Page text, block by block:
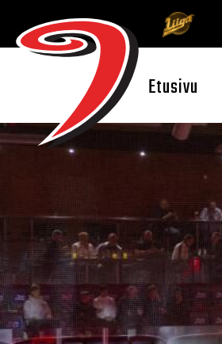
Etusivu